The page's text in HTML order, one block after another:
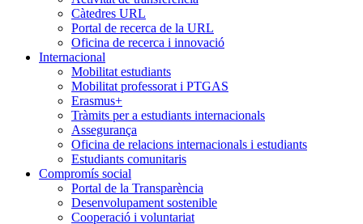
Càtedres URL
Portal de recerca de la URL
Oficina de recerca i innovació
Internacional
Mobilitat estudiants
Mobilitat professorat i PTGAS
Erasmus+
Tràmits per a estudiants internacionals
Assegurança
Oficina de relacions internacionals i estudiants
Estudiants comunitaris
Compromís social
Portal de la Transparència
Desenvolupament sostenible
Cooperació i voluntariat